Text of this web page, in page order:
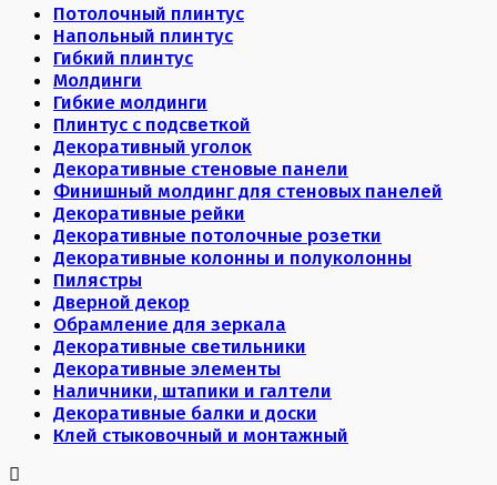
Потолочный плинтус
Напольный плинтус
Гибкий плинтус
Молдинги
Гибкие молдинги
Плинтус с подсветкой
Декоративный уголок
Декоративные стеновые панели
Финишный молдинг для стеновых панелей
Декоративные рейки
Декоративные потолочные розетки
Декоративные колонны и полуколонны
Пилястры
Дверной декор
Обрамление для зеркала
Декоративные светильники
Декоративные элементы
Наличники, штапики и галтели
Декоративные балки и доски
Клей стыковочный и монтажный